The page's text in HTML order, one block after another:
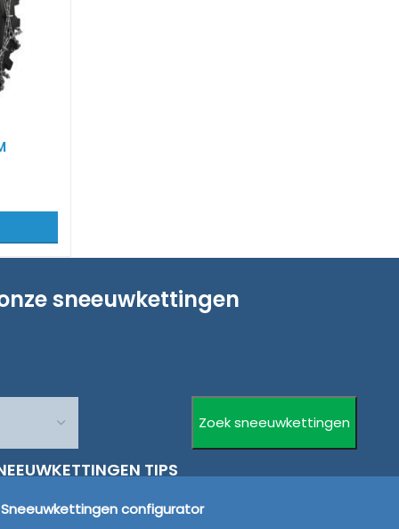
sneeuwkettingen
TIPS
Sneeuwkettingen configurator